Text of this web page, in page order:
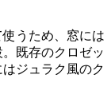
うため、窓には
既存のクロゼッ
ジュラク風のク